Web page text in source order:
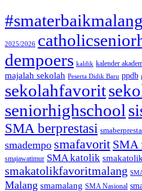
#smaterbaikmalang
2025/2026
dempoers kaldik kalender
majalah sekolah Peserta Didik Baru ppdb
sekolahfavorit
seniorhighschool
SMA berprestasi
smadempo smafavorit SMA
smajawatimur SMA katolik
smakatolikfavoritmalang
Malang smamalang SMA Nasional